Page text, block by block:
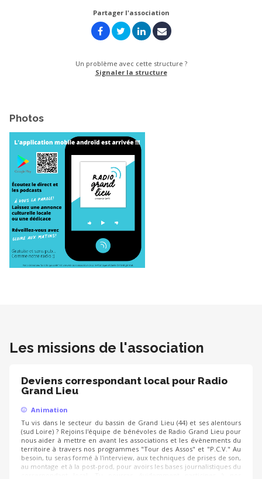
Partager l'association
Un problème avec cette structure ?
Signaler la structure
Photos
Les missions de l'association
Deviens correspondant local pour Radio
Grand Lieu
Animation
Tu vis dans le secteur du bassin de Grand Lieu (44) et ses alentours
(sud Loire) ? Rejoins l'équipe de bénévoles de Radio Grand Lieu pour
nous aider à mettre en avant les associations et les évènements du
territoire à travers nos programmes "Tour des Assos" et "P.C.V." Au
besoin, tu seras formé à l'interview, aux techniques de prises de son,
au montage et à la post-prod, pour avoirs les bases journalistiques du